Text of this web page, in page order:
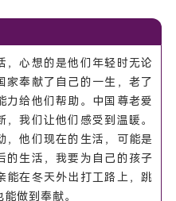
，心想的是他们年轻时无论
家奉献了自己的一生，老了
力给他们帮助。中国尊老爱
我们让他们感受到温暖。
，他们现在的生活，可能是
的生活，我要为自己的孩子
能在冬天外出打工路上，跳
做到奉献。